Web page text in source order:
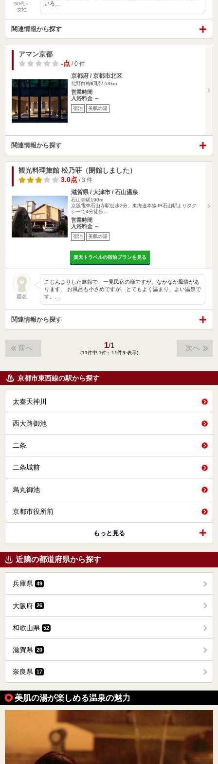
50代～
女性
いろ…
関連情報から探す
アマン京都
-点 / 0 件
京都府 / 京都市北区
北野白梅町駅2.58km
営業時間
入浴料金 ～
宿泊 美肌の湯
関連情報から探す
観光料理旅館 松乃荘（閉館しました）
3.0点 / 3 件
滋賀県 / 大津市 / 石山温泉
石山寺駅190m
京阪電車石山寺駅徒歩2分、東海道本線JR石山駅よりタク
シーで4分徒歩…
営業時間
入浴料金 ～
宿泊 美肌の湯
楽天トラベルの宿泊プランを見る
匿名
こじんまりした旅館で、一見民宿の様ですが、なかなか風情があ
ります。 お風呂も小さめですが、とてもよく温まり、よい温泉で
す。…
関連情報から探す
前へ 1/1
(11件中 1件～11件を表示)
次へ
京都市東西線の駅から探す
太秦天神川
西大路御池
二条
二条城前
烏丸御池
京都市役所前
もっと見る
近隣の都道府県から探す
兵庫県 49
大阪府 26
和歌山県 52
滋賀県 20
奈良県 17
美肌の湯が楽しめる温泉の魅力